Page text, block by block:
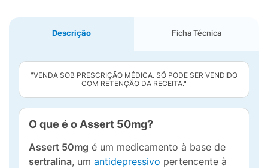
Descrição Ficha Técnica
"VENDA SOB PRESCRIÇÃO MÉDICA. SÓ PODE SER VENDIDO
COM RETENÇÃO DA RECEITA."
O que é o Assert 50mg?
Assert 50mg é um medicamento à base de
sertralina, um antidepressivo pertencente à